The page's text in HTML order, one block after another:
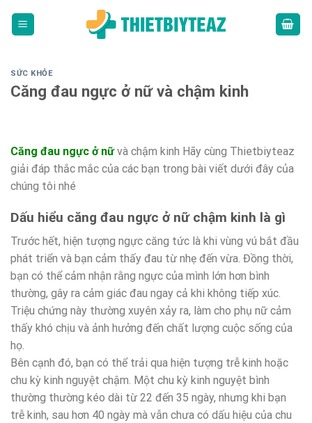
SỨC KHỎE
Căng đau ngực ở nữ và chậm kinh
Căng đau ngực ở nữvà chậm kinh Hãy cùng Thietbiyteaz
giải đáp thắc mắc của các bạn trong bài viết dưới đây của
chúng tôi nhé
Dấu hiểu căng đau ngực ở nữ chậm kinh là gì
Trước hết, hiện tượng ngực căng tức là khi vùng vú bắt đầu
phát triển và bạn cảm thấy đau từ nhẹ đến vừa. Đồng thời,
bạn có thể cảm nhận rằng ngực của mình lớn hơn bình
thường, gây ra cảm giác đau ngay cả khi không tiếp xúc.
Triệu chứng này thường xuyên xảy ra, làm cho phụ nữ cảm
thấy khó chịu và ảnh hưởng đến chất lượng cuộc sống của
họ.
Bên cạnh đó, bạn có thể trải qua hiện tượng trễ kinh hoặc
chu kỳ kinh nguyệt chậm. Một chu kỳ kinh nguyệt bình
thường thường kéo dài từ 22 đến 35 ngày, nhưng khi bạn
trễ kinh, sau hơn 40 ngày mà vẫn chưa có dấu hiệu của chu